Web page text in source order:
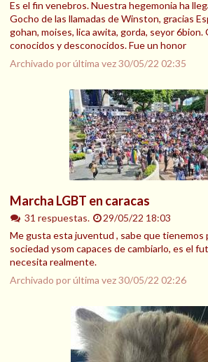
Es el fin venebros. Nuestra hegemonia ha
Gocho de las llamadas de Winston, gracias
gohan, moises, lica awita, gorda, seyor 6bion.
conocidos y desconocidos. Fue un honor
Archivado por última vez30/05/22 02:35
Marcha LGBT en caracas
31 respuestas.
29/05/22 18:03
Me gusta esta juventud , sabe que tienemos
sociedad ysom capaces de cambiarlo, es el
necesita realmente.
Archivado por última vez30/05/22 02:26